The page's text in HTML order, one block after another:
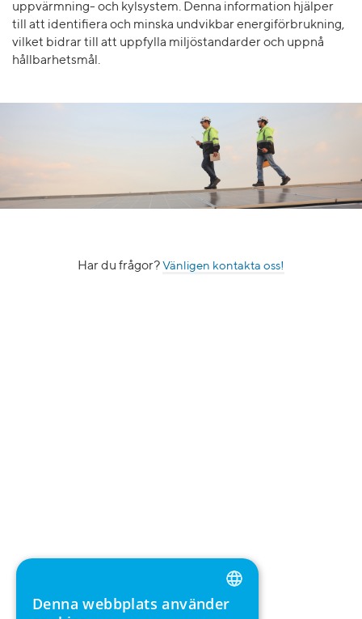
uppvärmning- och kylsystem. Denna information hjälper
till att identifiera och minska undvikbar energiförbrukning,
vilket bidrar till att uppfylla miljöstandarder och uppnå
hållbarhetsmål.
Har du frågor? Vänligen kontakta oss!
ENGLISH
Denna webbplats använder